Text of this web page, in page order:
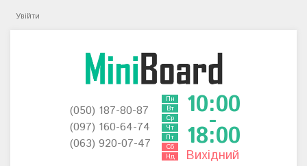
Увійти
(050) 187-80-87
(097) 160-64-74
(063) 920-07-47
Пн
Вт
Ср
Чт
Пт
Сб
Нд
10:00
-
18:00
Вихідний